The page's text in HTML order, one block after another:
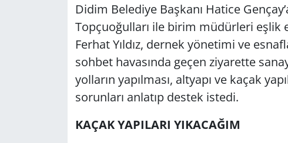
Didim Belediye Başkanı Hatice
Topçuoğulları ile birim müdürleri eşlik
Ferhat Yıldız, dernek yönetimi ve
sohbet havasında geçen ziyarette
yolların yapılması, altyapı ve kaçak
sorunları anlatıp destek istedi.
KAÇAK YAPILARI YIKACAĞIM